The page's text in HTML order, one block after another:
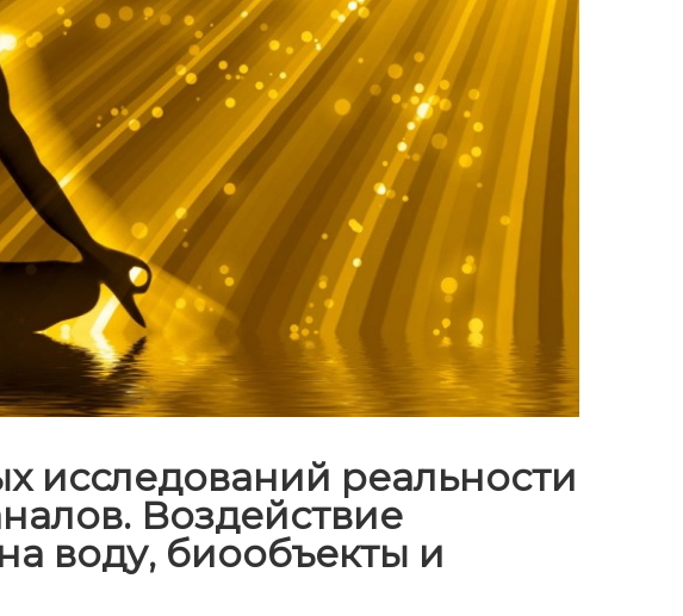
исследований реальности
Воздействие
воду, биообъекты и